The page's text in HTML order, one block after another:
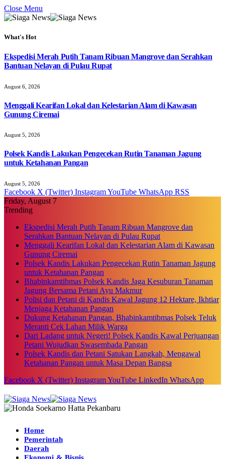
Close Menu
What's Hot
Ekspedisi Merah Putih Tanam Ribuan Mangrove dan Serahkan
Bantuan Nelayan di Pulau Rupat
August 6, 2026
Menggali Kearifan Lokal dan Kelestarian Alam di Kawasan
Gunung Ciremai
August 5, 2026
Polsek Kandis Lakukan Pengecekan Rutin Tanaman Jagung
untuk Ketahanan Pangan
August 5, 2026
Facebook X (Twitter) InstagramYouTube WhatsApp RSS
Friday, August 7
Trending
Ekspedisi Merah Putih Tanam Ribuan Mangrove dan
Serahkan Bantuan Nelayan di Pulau Rupat
Menggali Kearifan Lokal dan Kelestarian Alam di Kawasan
Gunung Ciremai
Polsek Kandis Lakukan Pengecekan Rutin Tanaman Jagung
untuk Ketahanan Pangan
Bhabinkamtibmas Polsek Kandis Jaga Kesuburan Tanaman
Jagung Bersama Petani Ayu Makmur
Polisi dan Petani di Kandis Kawal Jagung 12 Hektare, Ikhtiar
Menjaga Ketahanan Pangan
Dukung Ketahanan Pangan, Bhabinkamtibmas Polsek Teluk
Meranti Cek Lahan Milik Warga
Dari Ladang untuk Negeri! Polsek Kandis Kawal Perjuangan
Petani Wujudkan Swasembada Pangan
Polsek Kandis dan Petani Satukan Langkah, Mengawal
Ketahanan Pangan untuk Masa Depan Bangsa
Facebook X (Twitter) InstagramYouTube LinkedIn WhatsApp
Home
Pemerintah
Daerah
Ekonomi & Bisnis